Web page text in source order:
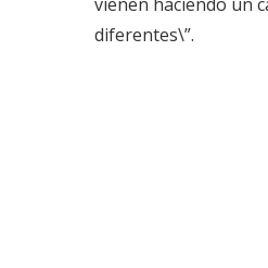
diferentes\”.